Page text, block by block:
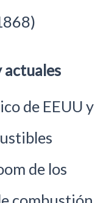
actuales
de EEUU y
de los